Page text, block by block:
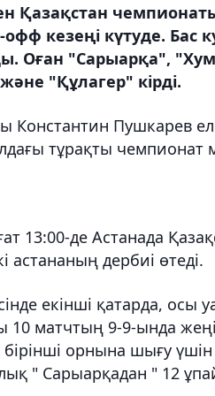
Қазақстан
кезеңі күтуде. Бас
Оған "Сарыарқа",
"Құлагер" кірді.
Константин Пушкарев
тұрақты
13:00-де Астанада
астананың дербиі өтеді.
екінші қатарда, осы
10 матчтың 9-9-ында
орнына шығу үшін
" Сарыарқадан " 12